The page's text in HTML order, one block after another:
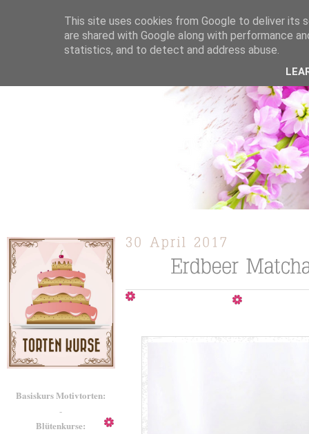
ÜBER MICH KOOPERATION TORTEN / KUCHEN /
Basiskurs Motivtorten:
-
Blütenkurse:
This site uses cookies from Google to deliver its
are shared with Google along with performance
statistics, and to detect and address abuse.